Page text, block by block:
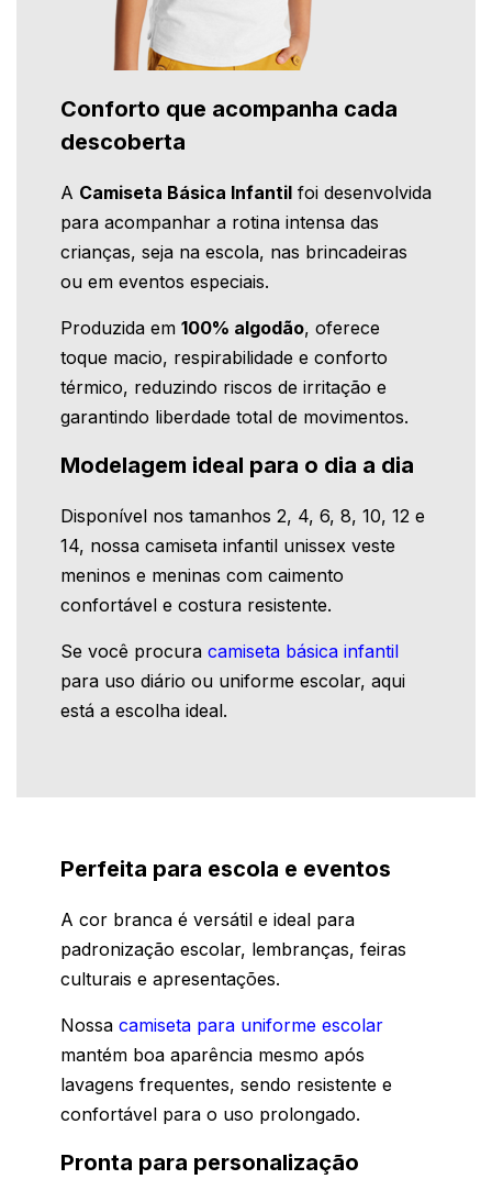
Conforto que acompanha cada
descoberta
A Camiseta Básica Infantil foi desenvolvida
para acompanhar a rotina intensa das
crianças, seja na escola, nas brincadeiras
ou em eventos especiais.
Produzida em 100% algodão, oferece
toque macio, respirabilidade e conforto
térmico, reduzindo riscos de irritação e
garantindo liberdade total de movimentos.
Modelagem ideal para o dia a dia
Disponível nos tamanhos 2, 4, 6, 8, 10, 12 e
14, nossa camiseta infantil unissex veste
meninos e meninas com caimento
confortável e costura resistente.
Se você procura camiseta básica infantil
para uso diário ou uniforme escolar, aqui
está a escolha ideal.
Perfeita para escola e eventos
A cor branca é versátil e ideal para
padronização escolar, lembranças, feiras
culturais e apresentações.
Nossa camiseta para uniforme escolar
mantém boa aparência mesmo após
lavagens frequentes, sendo resistente e
confortável para o uso prolongado.
Pronta para personalização